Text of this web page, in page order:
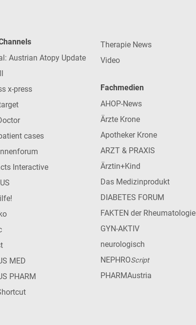
Austrian Atopy Update
x-press
cases
Interactive
MED
PHARM
Therapie News
Video
Fachmedien
AHOP-News
Ärzte Krone
Apotheker Krone
ARZT & PRAXIS
Ärztin+Kind
Das Medizinprodukt
DIABETES FORUM
FAKTEN der Rheumatologie
GYN-AKTIV
neurologisch
NEPHROScript
PHARMAustria